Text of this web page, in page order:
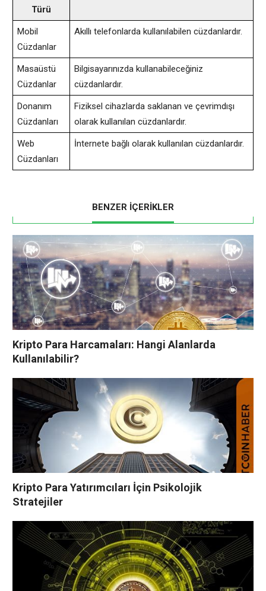
Türü
Mobil
Cüzdanlar
Akıllı telefonlarda kullanılabilen cüzdanlardır.
Masaüstü
Cüzdanlar
Bilgisayarınızda kullanabileceğiniz
cüzdanlardır.
Donanım
Cüzdanları
Fiziksel cihazlarda saklanan ve çevrimdışı
olarak kullanılan cüzdanlardır.
Web
Cüzdanları
İnternete bağlı olarak kullanılan cüzdanlardır.
BENZER İÇERİKLER
Kripto Para Harcamaları: Hangi Alanlarda
Kullanılabilir?
Kripto Para Yatırımcıları İçin Psikolojik
Stratejiler